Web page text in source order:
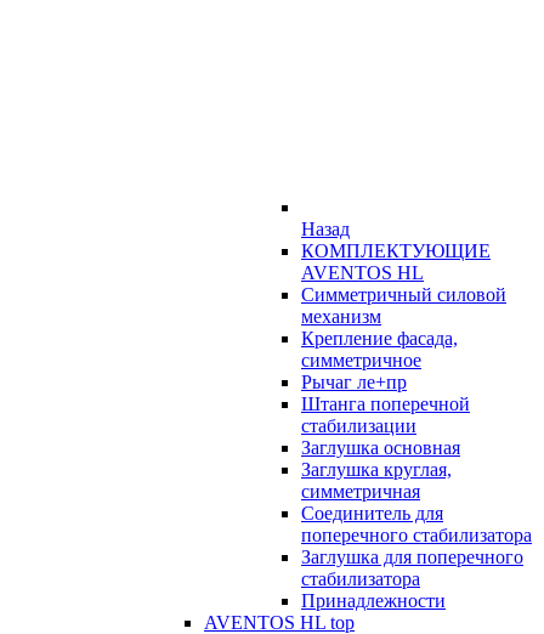
Назад
КОМПЛЕКТУЮЩИЕ
AVENTOS HL
Симметричный силовой
механизм
Крепление фасада,
симметричное
Рычаг ле+пр
Штанга поперечной
стабилизации
Заглушка основная
Заглушка круглая,
симметричная
Соединитель для
поперечного стабилизатора
Заглушка для поперечного
стабилизатора
Принадлежности
AVENTOS HL top